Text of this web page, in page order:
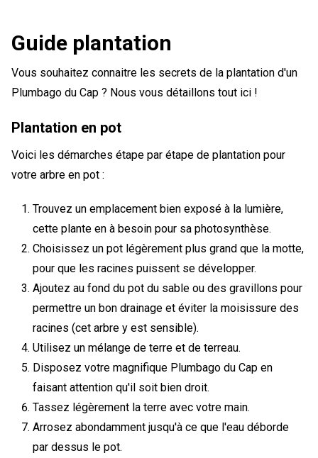
Guide plantation
Vous souhaitez connaitre les secrets de la plantation d'un
Plumbago du Cap ? Nous vous détaillons tout ici !
Plantation en pot
Voici les démarches étape par étape de plantation pour
votre arbre en pot :
Trouvez un emplacement bien exposé à la lumière,
cette plante en à besoin pour sa photosynthèse.
Choisissez un pot légèrement plus grand que la motte,
pour que les racines puissent se développer.
Ajoutez au fond du pot du sable ou des gravillons pour
permettre un bon drainage et éviter la moisissure des
racines (cet arbre y est sensible).
Utilisez un mélange de terre et de terreau.
Disposez votre magnifique Plumbago du Cap en
faisant attention qu'il soit bien droit.
Tassez légèrement la terre avec votre main.
Arrosez abondamment jusqu'à ce que l'eau déborde
par dessus le pot.